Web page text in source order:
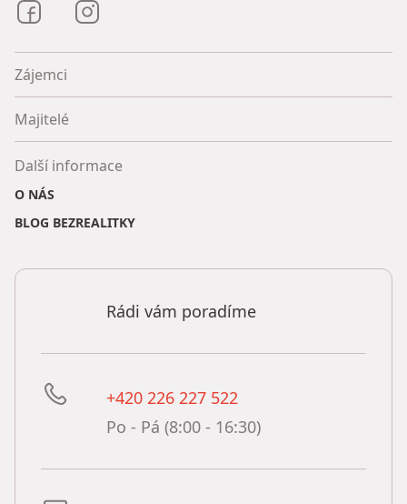
Bezrealitky na Facebooku
Zájemci
Majitelé
Další informace
O NÁS
BLOG BEZREALITKY
Rádi vám poradíme
+420 226 227 522
Po - Pá (8:00 - 16:30)